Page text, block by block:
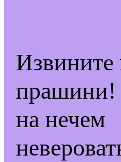
Извините
прашини!
на нечем